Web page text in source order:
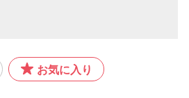
お気に入り